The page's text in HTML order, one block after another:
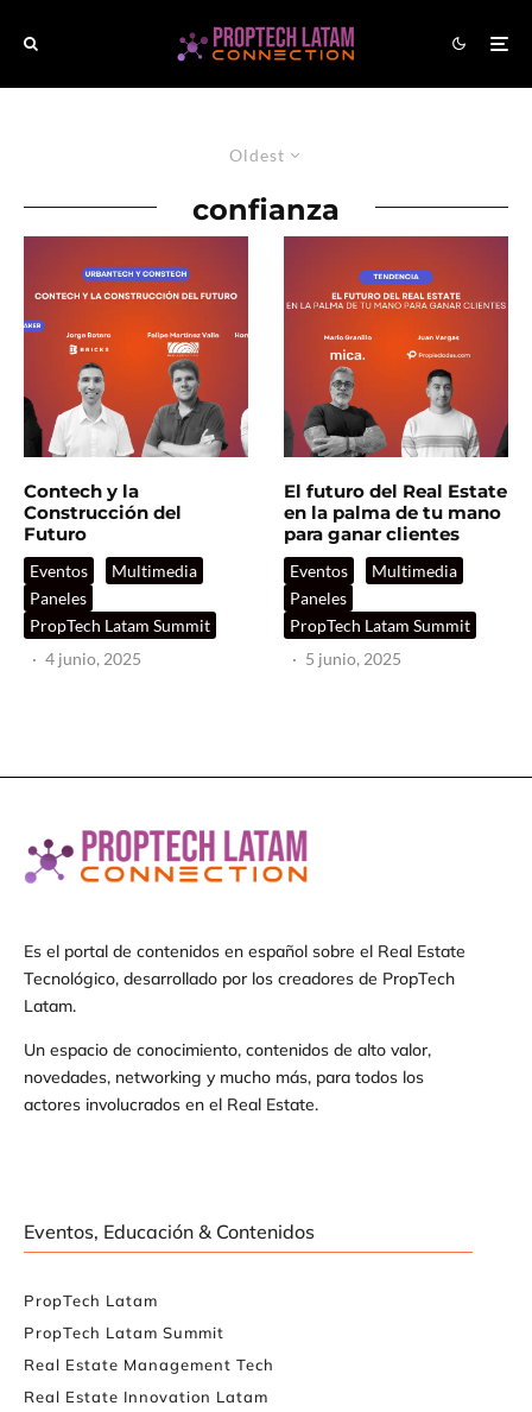
Oldest
confianza
Contech y la
Construcción del
Futuro
Eventos
Multimedia
Paneles
PropTech Latam Summit
· 4 junio, 2025
El futuro del Real Estate
en la palma de tu mano
para ganar clientes
Eventos
Multimedia
Paneles
PropTech Latam Summit
· 5 junio, 2025
Es el portal de contenidos en español sobre el Real Estate
Tecnológico, desarrollado por los creadores de PropTech
Latam.
Un espacio de conocimiento, contenidos de alto valor,
novedades, networking y mucho más, para todos los
actores involucrados en el Real Estate.
Eventos, Educación & Contenidos
PropTech Latam
PropTech Latam Summit
Real Estate Management Tech
Real Estate Innovation Latam